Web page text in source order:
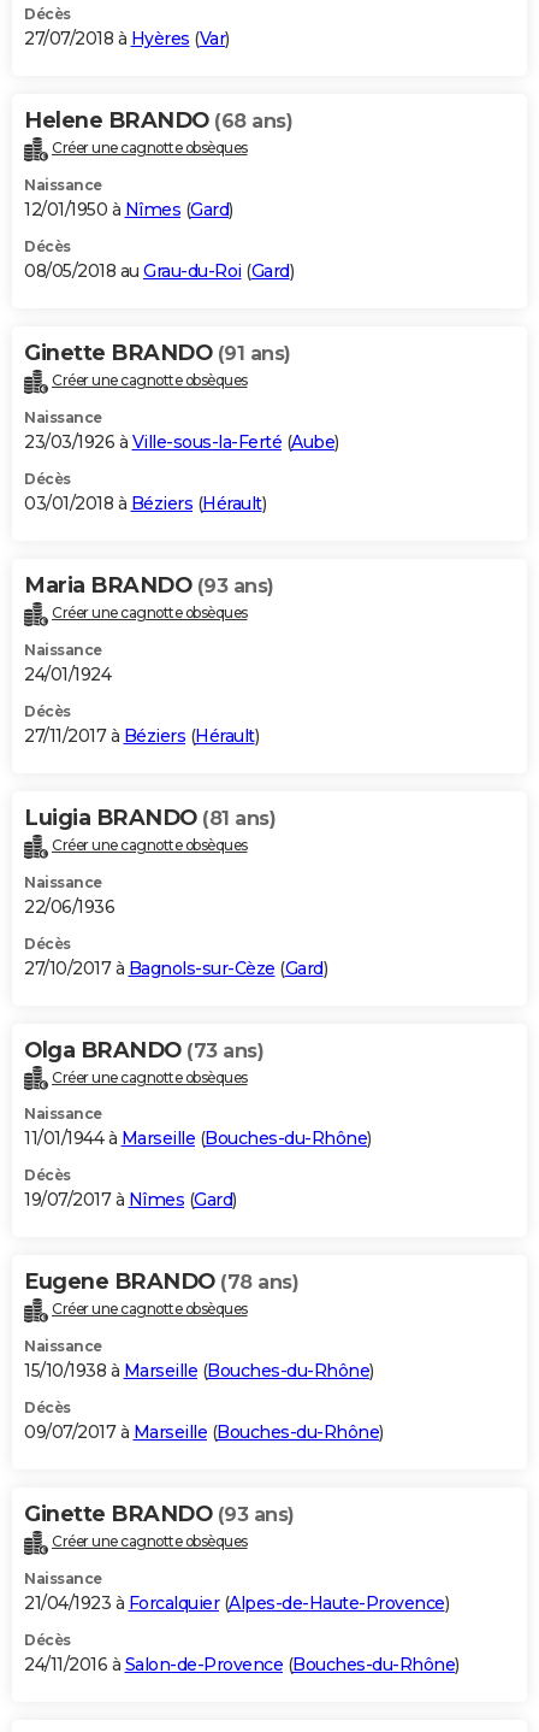
Décès
27/07/2018 à Hyères (Var)
Helene BRANDO (68 ans)
Créer une cagnotte obsèques
Naissance
12/01/1950 à Nîmes (Gard)
Décès
08/05/2018 au Grau-du-Roi (Gard)
Ginette BRANDO (91 ans)
Créer une cagnotte obsèques
Naissance
23/03/1926 à Ville-sous-la-Ferté (Aube)
Décès
03/01/2018 à Béziers (Hérault)
Maria BRANDO (93 ans)
Créer une cagnotte obsèques
Naissance
24/01/1924
Décès
27/11/2017 à Béziers (Hérault)
Luigia BRANDO (81 ans)
Créer une cagnotte obsèques
Naissance
22/06/1936
Décès
27/10/2017 à Bagnols-sur-Cèze (Gard)
Olga BRANDO (73 ans)
Créer une cagnotte obsèques
Naissance
11/01/1944 à Marseille (Bouches-du-Rhône)
Décès
19/07/2017 à Nîmes (Gard)
Eugene BRANDO (78 ans)
Créer une cagnotte obsèques
Naissance
15/10/1938 à Marseille (Bouches-du-Rhône)
Décès
09/07/2017 à Marseille (Bouches-du-Rhône)
Ginette BRANDO (93 ans)
Créer une cagnotte obsèques
Naissance
21/04/1923 à Forcalquier(Alpes-de-Haute-Provence)
Décès
24/11/2016 à Salon-de-Provence (Bouches-du-Rhône)